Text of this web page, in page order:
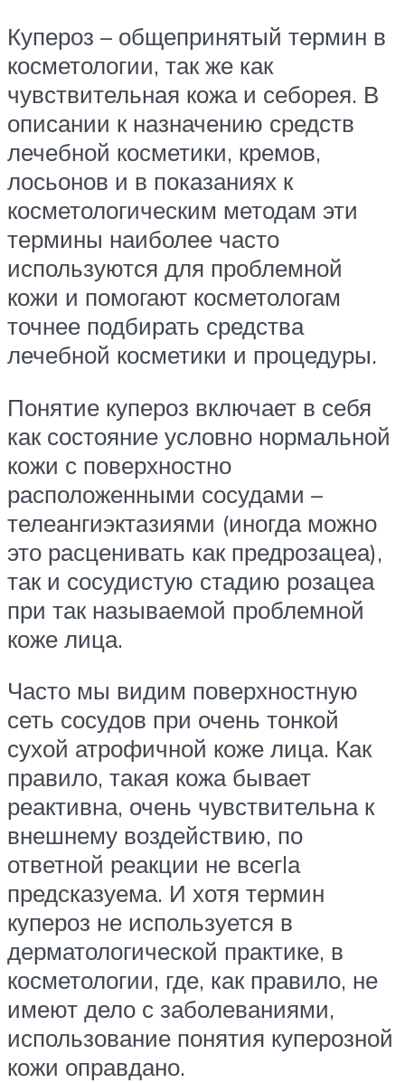
Купероз – общепринятый термин в
косметологии, так же как
чувствительная кожа и себорея. В
описании к назначению средств
лечебной косметики, кремов,
лосьонов и в показаниях к
косметологическим методам эти
термины наиболее часто
используются для проблемной
кожи и помогают косметологам
точнее подбирать средства
лечебной косметики и процедуры.
Понятие купероз включает в себя
как состояние условно нормальной
кожи с поверхностно
расположенными сосудами –
телеангиэктазиями (иногда можно
это расценивать как предрозацеа),
так и сосудистую стадию розацеа
при так называемой проблемной
коже лица.
Часто мы видим поверхностную
сеть сосудов при очень тонкой
сухой атрофичной коже лица. Как
правило, такая кожа бывает
реактивна, очень чувствительна к
внешнему воздействию, по
ответной реакции не всегlа
предсказуема. И хотя термин
купероз не используется в
дерматологической практике, в
косметологии, где, как правило, не
имеют дело с заболеваниями,
использование понятия куперозной
кожи оправдано.